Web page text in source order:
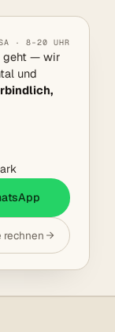
· 8–20 UHR
geht — wir
und
rechnen